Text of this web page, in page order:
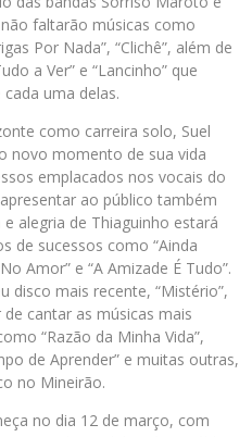
faltarão músicas como
Por Nada”, “Clichê”, além de
a Ver” e “Lancinho” que
uma delas.
como carreira solo, Suel
novo momento de sua vida
emplacados nos vocais do
ao público também
alegria de Thiaguinho estará
de sucessos como “Ainda
Amor” e “A Amizade É Tudo”.
disco mais recente, “Mistério”,
cantar as músicas mais
“Razão da Minha Vida”,
de Aprender” e muitas outras,
no Mineirão.
no dia 12 de março, com